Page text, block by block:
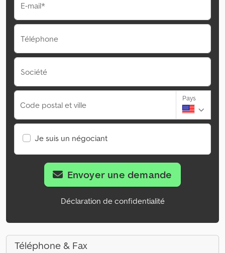
E-mail*
Téléphone
Société
Code postal et ville
Pays
Je suis un négociant
Envoyer une demande
Déclaration de confidentialité
Téléphone & Fax